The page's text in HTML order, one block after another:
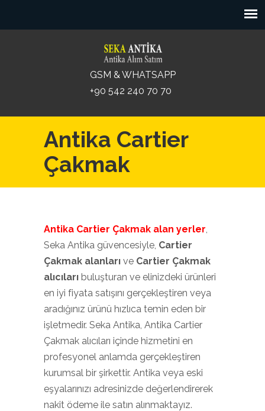
GSM & WHATSAPP
+90 542 240 70 70
Antika Cartier
Çakmak
Antika Cartier Çakmak alan yerler,
Seka Antika güvencesiyle, Cartier
Çakmak alanları ve Cartier Çakmak
alıcıları buluşturan ve elinizdeki ürünleri
en iyi fiyata satışını gerçekleştiren veya
aradığınız ürünü hızlıca temin eden bir
işletmedir. Seka Antika, Antika Cartier
Çakmak alıcıları içinde hizmetini en
profesyonel anlamda gerçekleştiren
kurumsal bir şirkettir. Antika veya eski
eşyalarınızı adresinizde değerlendirerek
nakit ödeme ile satın alınmaktayız.